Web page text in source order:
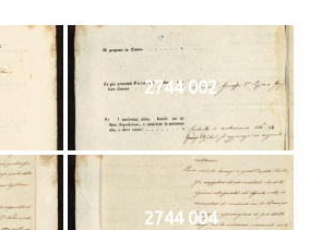
2744 002
2744 004